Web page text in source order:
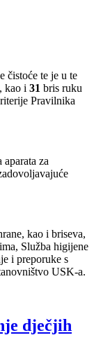
čistoće te je u te
kao i 31 bris ruku
Pravilnika
aparata za
kao i briseva,
Služba higijene
i preporuke s
USK-a.
dječjih